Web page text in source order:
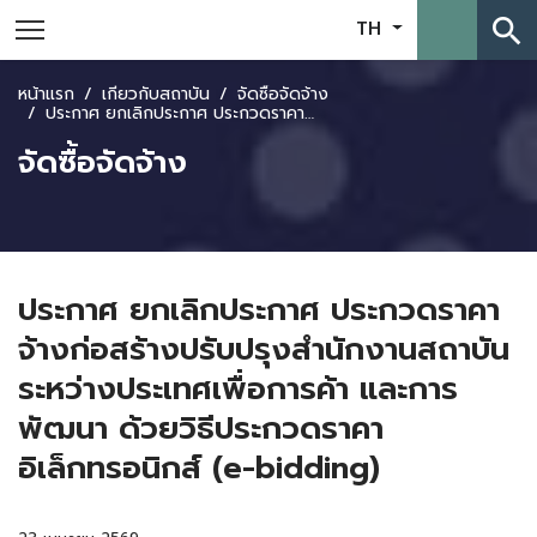
TH search
หน้าแรก เกี่ยวกับสถาบัน จัดซื้อจัดจ้าง
ประกาศ ยกเลิกประกาศ ประกวดราคาจ้างก่อสร้างปรับปรุงสำนักงานสถาบันระหว่างประเทศเพื่อการค้า และการพัฒนา ด้วยวิธีประกวดราคาอิเล็กทรอนิกส์ (e-bidding)
จัดซื้อจัดจ้าง
ประกาศ ยกเลิกประกาศ ประกวดราคา
จ้างก่อสร้างปรับปรุงสำนักงานสถาบัน
ระหว่างประเทศเพื่อการค้า และการ
พัฒนา ด้วยวิธีประกวดราคา
อิเล็กทรอนิกส์ (e-bidding)